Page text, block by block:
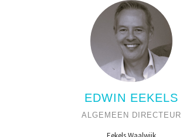
EDWIN EEKELS
ALGEMEEN DIRECTEUR